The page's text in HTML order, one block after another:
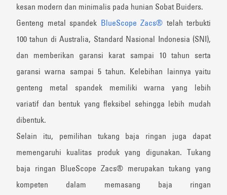
kesan modern dan minimalis pada hunian Sobat Buiders.
Genteng metal spandek BlueScope Zacs® telah terbukti
100 tahun di Australia, Standard Nasional Indonesia (SNI),
dan memberikan garansi karat sampai 10 tahun serta
garansi warna sampai 5 tahun. Kelebihan lainnya yaitu
genteng metal spandek memiliki warna yang lebih
variatif dan bentuk yang fleksibel sehingga lebih mudah
dibentuk.
Selain itu, pemilihan tukang baja ringan juga dapat
memengaruhi kualitas produk yang digunakan. Tukang
baja ringan BlueScope Zacs® merupakan tukang yang
kompeten dalam memasang baja ringan